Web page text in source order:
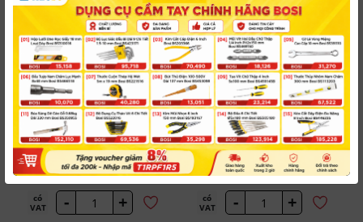
5.0 NACHI
#1103N0016
Mũi Khoan Thép
List 500 Nachi D1.6
2 có sẵn Dự kiến giao hàng
30,452 đ/ Cái
có
VAT
- +
5.0 NACHI
#1103N0018Mũi Khoan Thép
List 500 Nachi D1.8
Đặt mua giao từ 2 ngày
30,452 đ/ Cái
có
VAT
- +